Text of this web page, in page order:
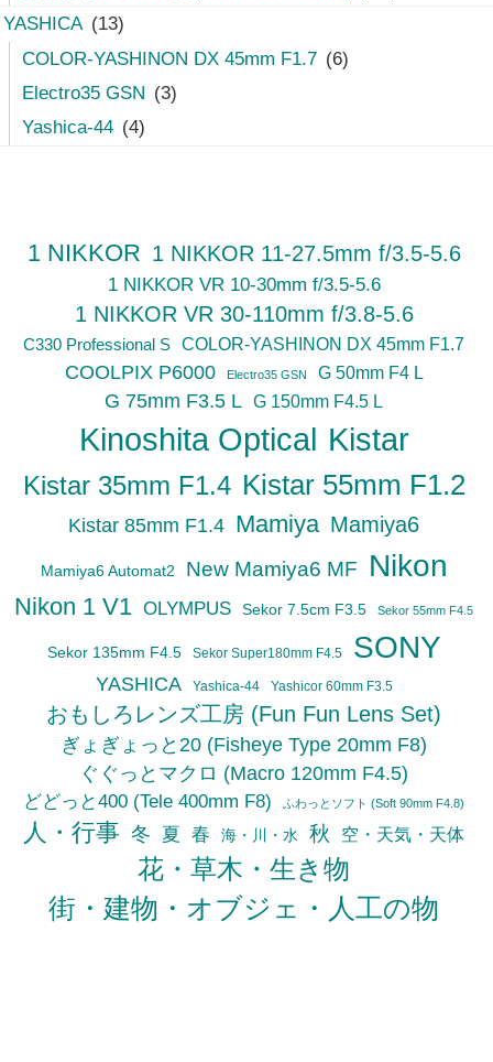
YASHICA (13)
COLOR-YASHINON DX 45mm F1.7 (6)
Electro35 GSN (3)
Yashica-44 (4)
1 NIKKOR 1 NIKKOR 11-27.5mm f/3.5-5.6
1 NIKKOR VR 10-30mm f/3.5-5.6
1 NIKKOR VR 30-110mm f/3.8-5.6
C330 Professional S COLOR-YASHINON DX 45mm F1.7
COOLPIX P6000 Electro35 GSN G 50mm F4 L
G 75mm F3.5 L G 150mm F4.5 L
Kinoshita Optical Kistar
Kistar 35mm F1.4 Kistar 55mm F1.2
Kistar 85mm F1.4 Mamiya Mamiya6
Mamiya6 Automat2 New Mamiya6 MF Nikon
Nikon 1 V1 OLYMPUS Sekor 7.5cm F3.5 Sekor 55mm F4.5
Sekor 135mm F4.5 Sekor Super180mm F4.5 SONY
YASHICA Yashica-44 Yashicor 60mm F3.5
おもしろレンズ工房 (Fun Fun Lens Set)
ぎょぎょっと20 (Fisheye Type 20mm F8)
ぐぐっとマクロ (Macro 120mm F4.5)
どどっと400 (Tele 400mm F8) ふわっとソフト (Soft 90mm F4.8)
人・行事 冬 夏 春 海・川・水 秋 空・天気・天体
花・草木・生き物
街・建物・オブジェ・人工の物